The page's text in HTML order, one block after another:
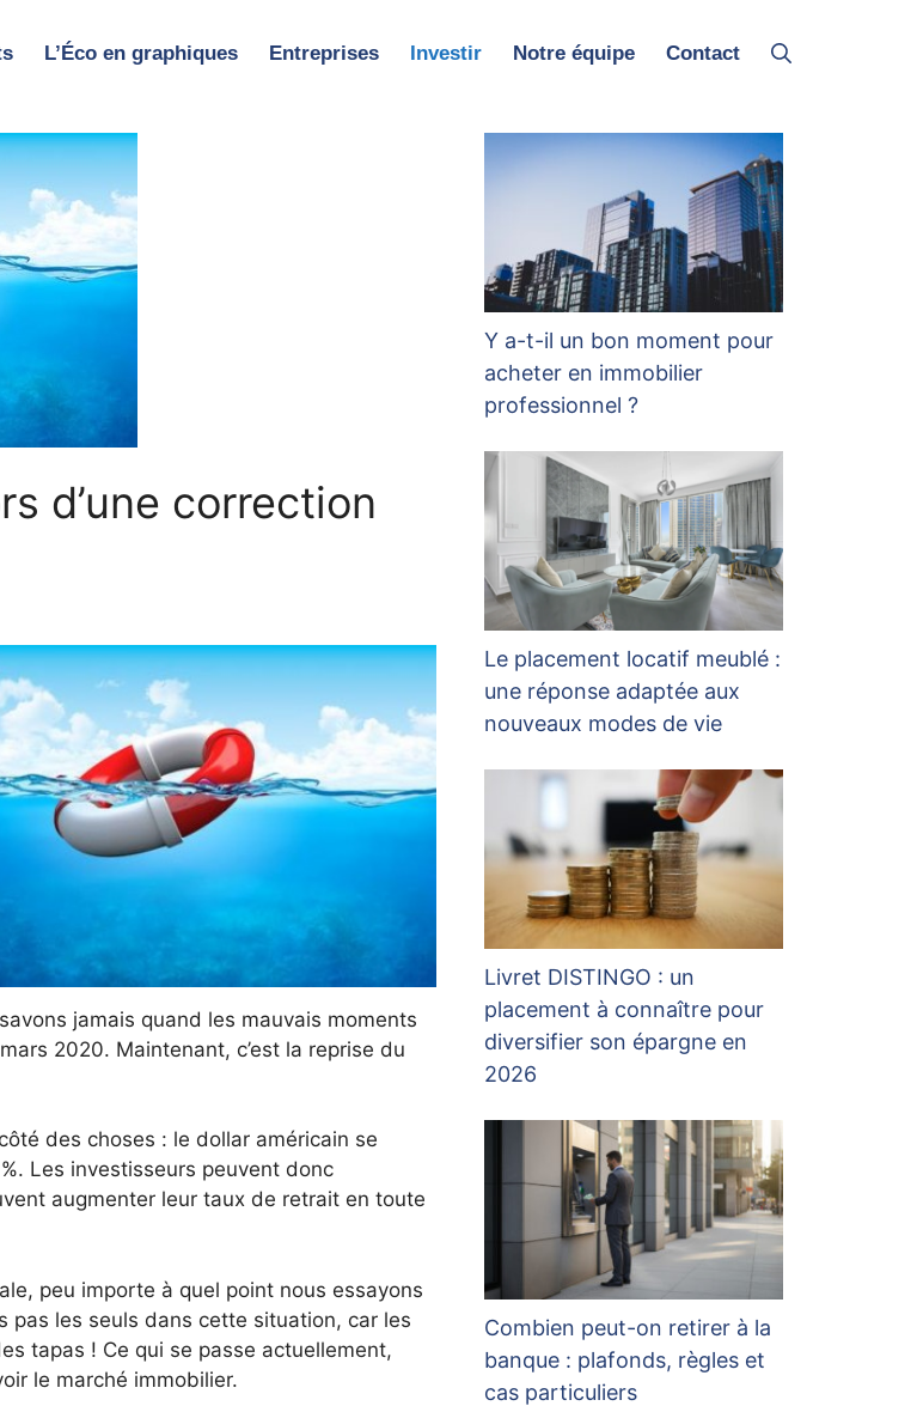
L’Éco en graphiques Entreprises Investir Notre équipe Contact
d’une correction
jamais quand les mauvais moments
2020. Maintenant, c’est la reprise du
des choses : le dollar américain se
Les investisseurs peuvent donc
augmenter leur taux de retrait en toute
peu importe à quel point nous essayons
pas les seuls dans cette situation, car les
tapas ! Ce qui se passe actuellement,
le marché immobilier.
Y a-t-il un bon moment pour
acheter en immobilier
professionnel ?
Le placement locatif meublé :
une réponse adaptée aux
nouveaux modes de vie
Livret DISTINGO : un
placement à connaître pour
diversifier son épargne en
2026
Combien peut-on retirer à la
banque : plafonds, règles et
cas particuliers